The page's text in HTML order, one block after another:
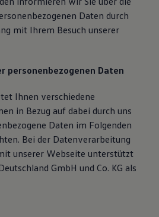
Daten durch
mit Ihrem Besuch unserer
personenbezogenen Daten
Ihnen verschiedene
in Bezug auf dabei durch uns
Daten im Folgenden
Bei der Datenverarbeitung
unserer Webseite unterstützt
GmbH und Co. KG als